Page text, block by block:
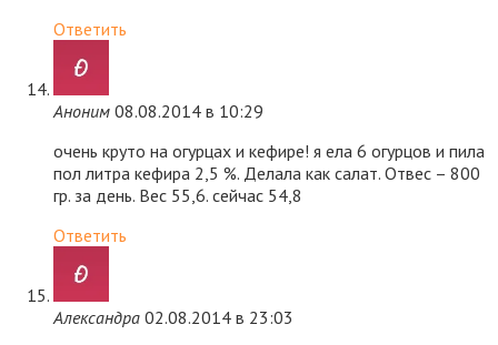
Ответить
Аноним 08.08.2014 в 10:29
очень круто на огурцах и кефире! я ела 6 огурцов и пила
пол литра кефира 2,5 %. Делала как салат. Отвес – 800
гр. за день. Вес 55,6. сейчас 54,8
Ответить
Александра 02.08.2014 в 23:03